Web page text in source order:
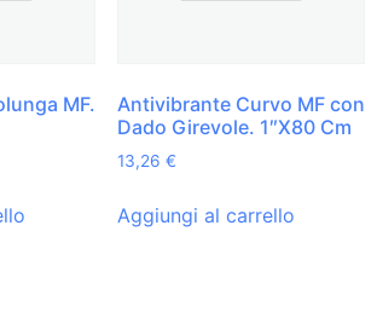
MF.
Antivibrante Curvo MF con
Dado Girevole. 1″X80 Cm
13,26 €
Aggiungi al carrello